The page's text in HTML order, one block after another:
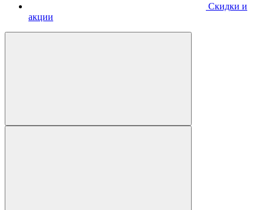
Скидки и
акции